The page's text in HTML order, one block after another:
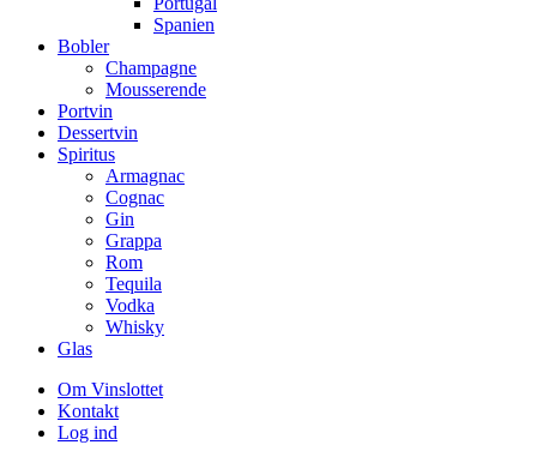
Spanien
Bobler
Champagne
Mousserende
Portvin
Dessertvin
Spiritus
Armagnac
Cognac
Gin
Grappa
Rom
Tequila
Vodka
Whisky
Glas
Om Vinslottet
Kontakt
Log ind